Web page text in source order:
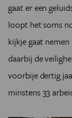
gaat er een
loopt het soms
kijkje gaat
daarbij de
voorbije dertig
minstens 33